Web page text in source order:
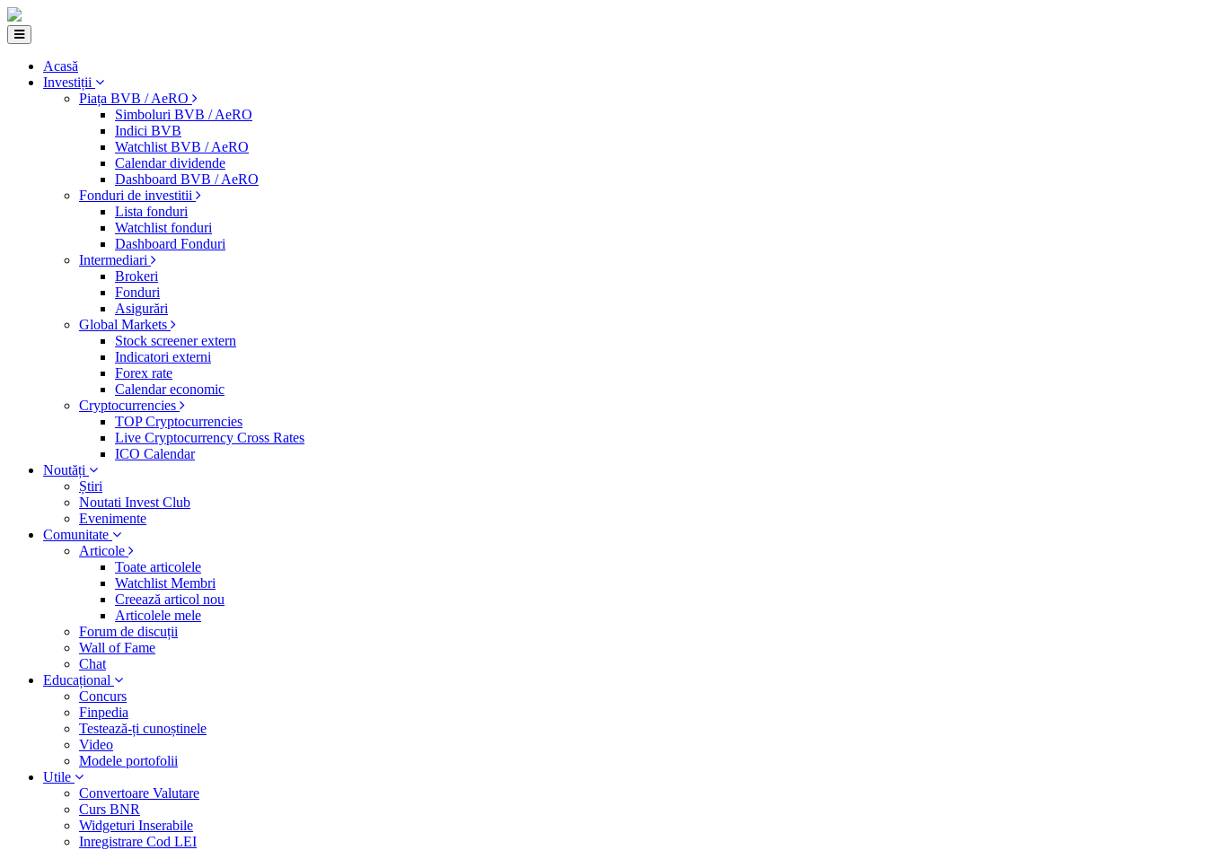
Acasă
Investiții
Piața BVB / AeRO
Simboluri BVB / AeRO
Indici BVB
Watchlist BVB / AeRO
Calendar dividende
Dashboard BVB / AeRO
Fonduri de investitii
Lista fonduri
Watchlist fonduri
Dashboard Fonduri
Intermediari
Brokeri
Fonduri
Asigurări
Global Markets
Stock screener extern
Indicatori externi
Forex rate
Calendar economic
Cryptocurrencies
TOP Cryptocurrencies
Live Cryptocurrency Cross Rates
ICO Calendar
Noutăți
Știri
Noutati Invest Club
Evenimente
Comunitate
Articole
Toate articolele
Watchlist Membri
Creează articol nou
Articolele mele
Forum de discuții
Wall of Fame
Chat
Educațional
Concurs
Finpedia
Testează-ți cunoștinele
Video
Modele portofolii
Utile
Convertoare Valutare
Curs BNR
Widgeturi Inserabile
Inregistrare Cod LEI